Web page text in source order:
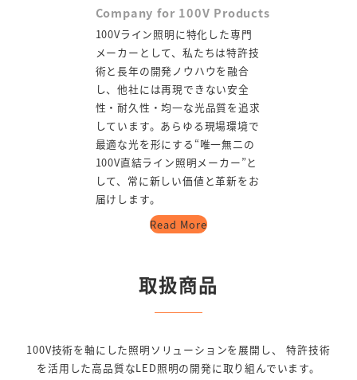
Company for 100V Products
100Vライン照明に特化した専門
メーカーとして、私たちは特許技
術と長年の開発ノウハウを融合
し、他社には再現できない安全
性・耐久性・均一な光品質を追求
しています。あらゆる現場環境で
最適な光を形にする“唯一無二の
100V直結ライン照明メーカー”と
して、常に新しい価値と革新をお
届けします。
Read More
取扱商品
100V技術を軸にした照明ソリューションを展開し、 特許技術
を活用した高品質なLED照明の開発に取り組んでいます。